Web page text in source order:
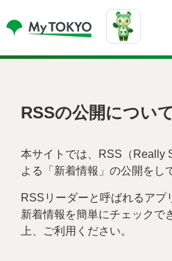
RSSの公開について
本サイトでは、RSS（Really
よる「新着情報」の公開をし
RSSリーダーと呼ばれるアプ
新着情報を簡単にチェックで
上、ご利用ください。